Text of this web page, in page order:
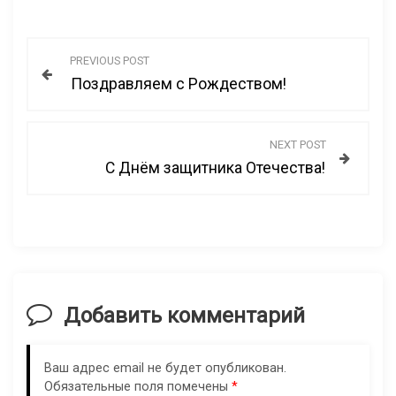
ц
и
PREVIOUS POST
Поздравляем с Рождеством!
NEXT POST
С Днём защитника Отечества!
Добавить комментарий
Ваш адрес email не будет опубликован.
Обязательные поля помечены *